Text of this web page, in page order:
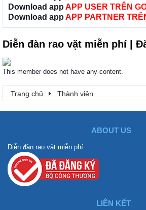
Download app APP USER TRÊN
Download app APP PARTNER
Diễn đàn rao vặt miễn phí |
This member does not have any content.
Trang chủ Thành viên
ABOUT US
Diễn đàn rao vặt miễn phí
LIÊN KẾT